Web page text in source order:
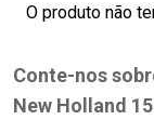
O produto não
Conte-nos
New Holland